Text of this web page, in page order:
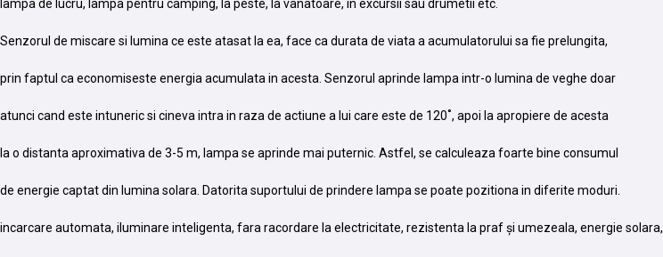
lampa de lucru, lampa pentru camping, la peste, la vanatoare, in excursii sau drumetii etc.
Senzorul de miscare si lumina ce este atasat la ea, face ca durata de viata a acumulatorului sa fie prelungita,
prin faptul ca economiseste energia acumulata in acesta. Senzorul aprinde lampa intr-o lumina de veghe doar
atunci cand este intuneric si cineva intra in raza de actiune a lui care este de 120˚, apoi la apropiere de acesta
la o distanta aproximativa de 3-5 m, lampa se aprinde mai puternic. Astfel, se calculeaza foarte bine consumul
de energie captat din lumina solara. Datorita suportului de prindere lampa se poate pozitiona in diferite moduri.
incarcare automata, iluminare inteligenta, fara racordare la electricitate, rezistenta la praf și umezeala, energie solara,